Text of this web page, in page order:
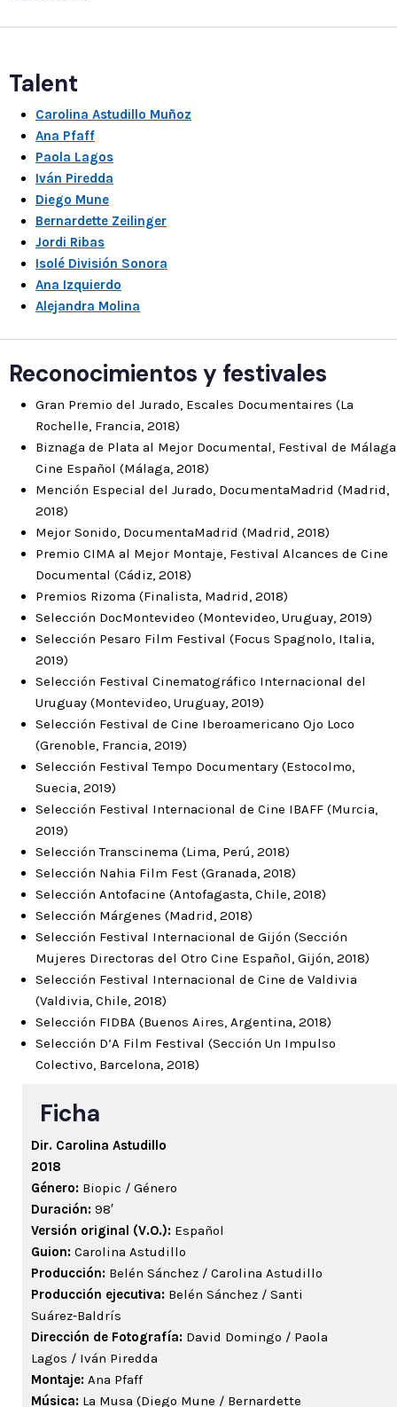
Talent
Carolina Astudillo Muñoz
Ana Pfaff
Paola Lagos
Iván Piredda
Diego Mune
Bernardette Zeilinger
Jordi Ribas
Isolé División Sonora
Ana Izquierdo
Alejandra Molina
Reconocimientos y festivales
Gran Premio del Jurado, Escales Documentaires (La
Rochelle, Francia, 2018)
Biznaga de Plata al Mejor Documental, Festival de Málaga
Cine Español (Málaga, 2018)
Mención Especial del Jurado, DocumentaMadrid (Madrid,
2018)
Mejor Sonido, DocumentaMadrid (Madrid, 2018)
Premio CIMA al Mejor Montaje, Festival Alcances de Cine
Documental (Cádiz, 2018)
Premios Rizoma (Finalista, Madrid, 2018)
Selección DocMontevideo (Montevideo, Uruguay, 2019)
Selección Pesaro Film Festival (Focus Spagnolo, Italia,
2019)
Selección Festival Cinematográfico Internacional del
Uruguay (Montevideo, Uruguay, 2019)
Selección Festival de Cine Iberoamericano Ojo Loco
(Grenoble, Francia, 2019)
Selección Festival Tempo Documentary (Estocolmo,
Suecia, 2019)
Selección Festival Internacional de Cine IBAFF (Murcia,
2019)
Selección Transcinema (Lima, Perú, 2018)
Selección Nahia Film Fest (Granada, 2018)
Selección Antofacine (Antofagasta, Chile, 2018)
Selección Márgenes (Madrid, 2018)
Selección Festival Internacional de Gijón (Sección
Mujeres Directoras del Otro Cine Español, Gijón, 2018)
Selección Festival Internacional de Cine de Valdivia
(Valdivia, Chile, 2018)
Selección FIDBA (Buenos Aires, Argentina, 2018)
Selección D’A Film Festival (Sección Un Impulso
Colectivo, Barcelona, 2018)
Ficha
Dir. Carolina Astudillo
2018
Género: Biopic / Género
Duración: 98′
Versión original (V.O.): Español
Guion: Carolina Astudillo
Producción: Belén Sánchez / Carolina Astudillo
Producción ejecutiva: Belén Sánchez / Santi
Suárez‑Baldrís
Dirección de Fotografía: David Domingo / Paola
Lagos / Iván Piredda
Montaje: Ana Pfaff
Música: La Musa (Diego Mune / Bernardette